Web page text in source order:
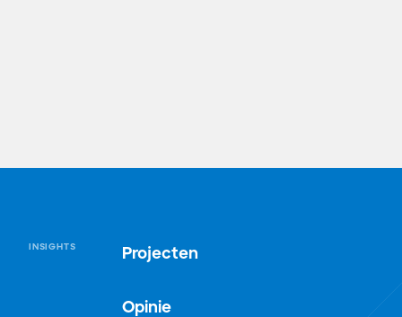
INSIGHTS Projecten
Opinie